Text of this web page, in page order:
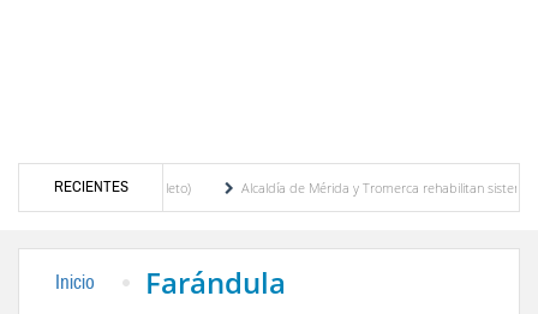
RECIENTES
completo)
Alcaldía de Mérida y Tromerca rehabilitan sistema de
Inicio Farándula